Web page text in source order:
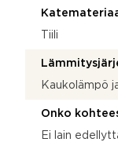
Tiili
Kaukolämpö
Onko
Ei lain